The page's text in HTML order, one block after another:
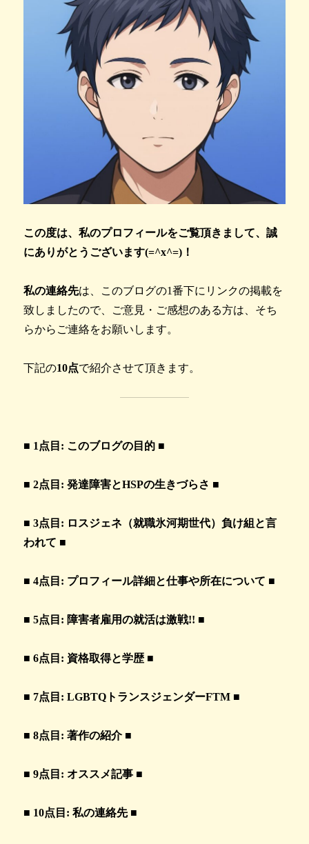
この度は、私のプロフィールをご覧頂きまして、誠
にありがとうございます(=^x^=)！
私の連絡先は、このブログの1番下にリンクの掲載を
致しましたので、ご意見・ご感想のある方は、そち
らからご連絡をお願いします。
下記の10点で紹介させて頂きます。
■ 1点目: このブログの目的 ■
■2点目: 発達障害とHSPの生きづらさ ■
■3点目: ロスジェネ（就職氷河期世代）負け組と言
われて ■
■4点目: プロフィール詳細と仕事や所在について ■
■5点目: 障害者雇用の就活は激戦!! ■
■6点目: 資格取得と学歴■
■ 7点目: LGBTQトランスジェンダーFTM ■
■ 8点目: 著作の紹介 ■
■ 9点目: オススメ記事 ■
■ 10点目: 私の連絡先 ■